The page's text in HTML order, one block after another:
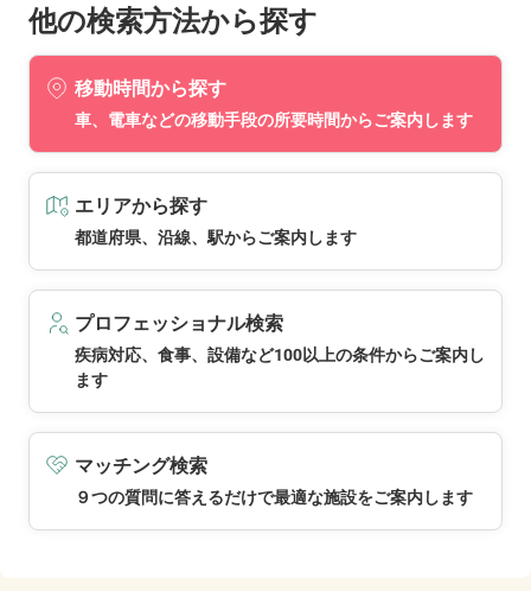
他の検索方法から探す
移動時間から探す
車、電車などの移動手段の所要時間からご案内します
エリアから探す
都道府県、沿線、駅からご案内します
プロフェッショナル検索
疾病対応、食事、設備など100以上の条件からご案内し
ます
マッチング検索
９つの質問に答えるだけで最適な施設をご案内します